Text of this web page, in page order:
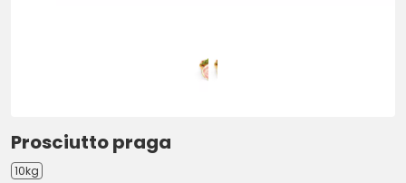
Prosciutto praga
10kg